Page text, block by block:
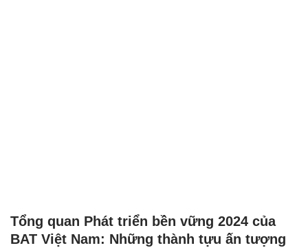
Tổng quan Phát triển bền vững 2024 của
BAT Việt Nam: Những thành tựu ấn tượng